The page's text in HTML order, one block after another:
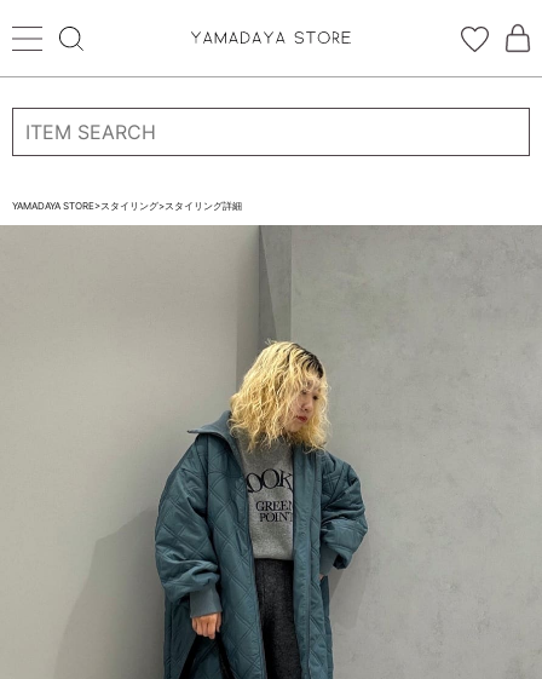
ログイン 新規会員登録
STORE BRAND・LABELから探す
YAMADAYA STORE>スタイリング>スタイリング詳細
ログイン